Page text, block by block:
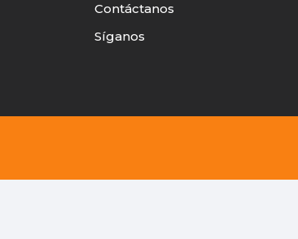
Contáctanos
Síganos